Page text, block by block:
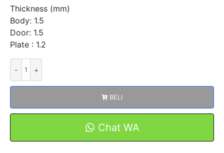
Thickness (mm)
Body: 1.5
Door: 1.5
Plate : 1.2
Panel
Outdoor
BELI
Chat WA